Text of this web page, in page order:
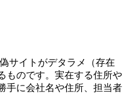
サイトがデタラメ（存在
ものです。実在する住所や
手に会社名や住所、担当者